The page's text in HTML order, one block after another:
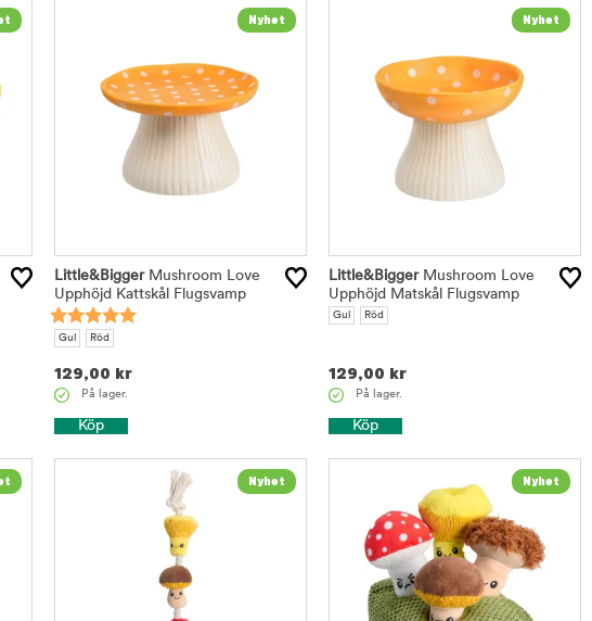
Little&BiggerMushroom Love
Upphöjd Kattskål Flugsvamp
Gul Röd
129,00 kr
På lager.
Köp
Little&BiggerMushroom Love
Upphöjd Matskål Flugsvamp
Gul Röd
129,00 kr
På lager.
Köp